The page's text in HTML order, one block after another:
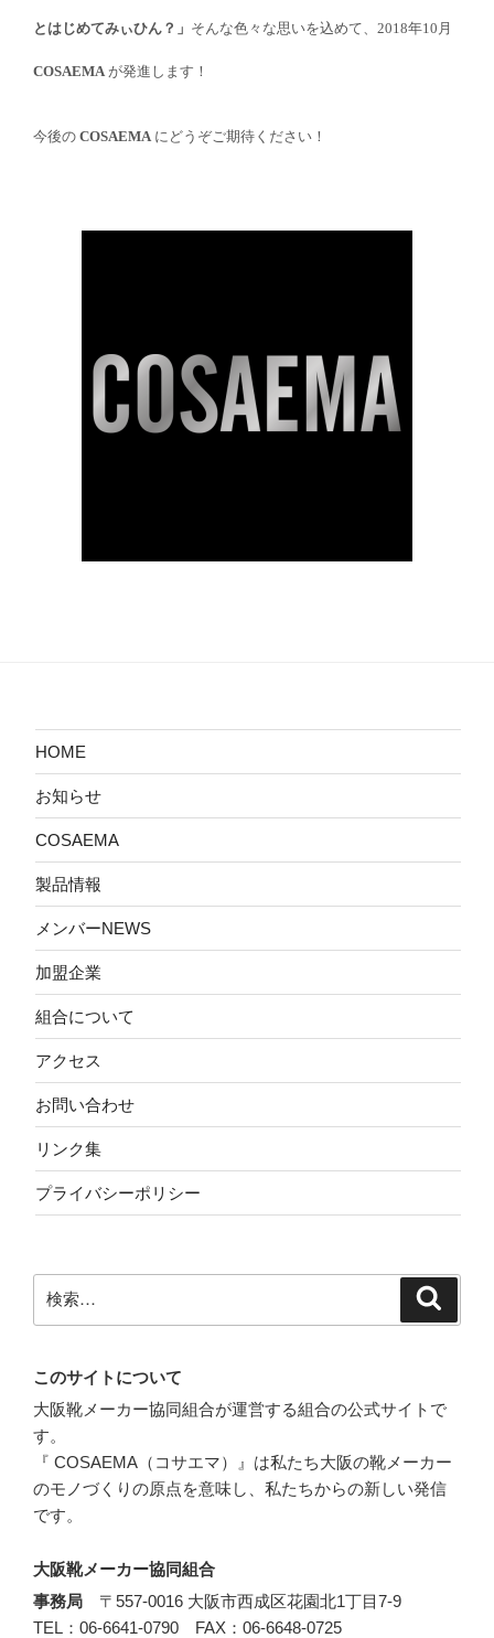
とはじめてみぃひん？」 そんな色々な思いを込めて、2018年10月
COSAEMAが発進します！
今後の COSAEMA にどうぞご期待ください！
HOME
お知らせ
COSAEMA
製品情報
メンバーNEWS
加盟企業
組合について
アクセス
お問い合わせ
リンク集
プライバシーポリシー
索:
このサイトについて
大阪靴メーカー協同組合が運営する組合の公式サイトで
す。
『 COSAEMA（コサエマ）』は私たち大阪の靴メーカー
のモノづくりの原点を意味し、私たちからの新しい発信
です。
大阪靴メーカー協同組合
事務局 〒557-0016 大阪市西成区花園北1丁目7-9
TEL：06-6641-0790 FAX：06-6648-0725